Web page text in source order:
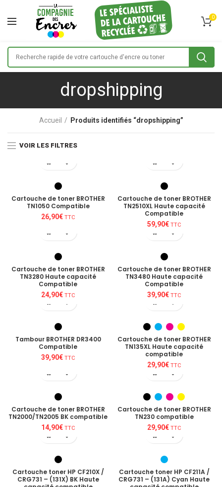
0
dropshipping
Accueil Produits identifiés “dropshipping”
VOIR LES FILTRES
Cartouche de toner BROTHER
TN1050 Compatible
26,90€ TTC
Cartouche de toner BROTHER
TN2510XL Haute capacité
Compatible
59,90€ TTC
Cartouche de toner BROTHER
TN3280 Haute capacité
Compatible
24,90€ TTC
Cartouche de toner BROTHER
TN3480 Haute capacité
Compatible
39,90€ TTC
Tambour BROTHER DR3400
Compatible
39,90€ TTC
Cartouche de toner BROTHER
TN135XL Haute capacité
compatible
29,90€ TTC
Cartouche de toner BROTHER
TN2000/TN2005 BK compatible
14,90€ TTC
Cartouche de toner BROTHER
TN230 compatible
29,90€ TTC
Cartouche toner HP CF210X /
CRG731 – (131X) BK Haute
Cartouche toner HP CF211A /
CRG731 – (131A) Cyan Haute